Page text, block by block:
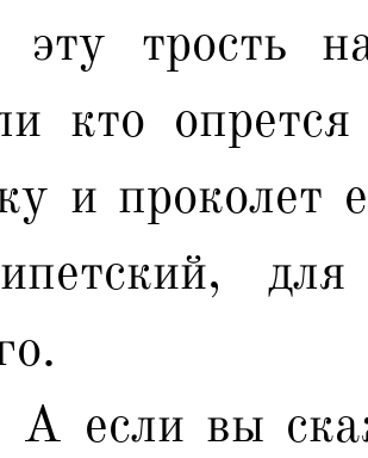
эту трость
кто
и проколет
А если вы